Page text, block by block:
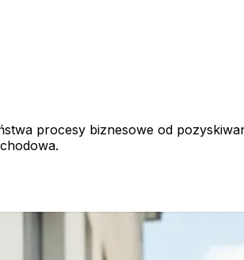
procesy biznesowe od